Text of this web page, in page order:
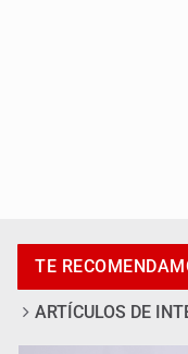
en Oblatos
TE
ARTÍCULOS DE